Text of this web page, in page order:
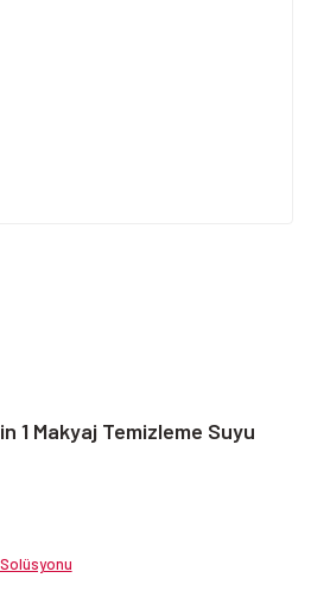
1 Makyaj Temizleme Suyu